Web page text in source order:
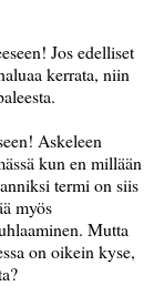
Jos edelliset
kerrata, niin
Askeleen
kun en millään
termi on siis
myös
Mutta
on oikein kyse,